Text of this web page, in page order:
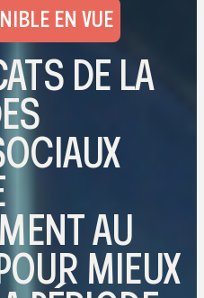
EN VUE
DE LA
AU
MIEUX